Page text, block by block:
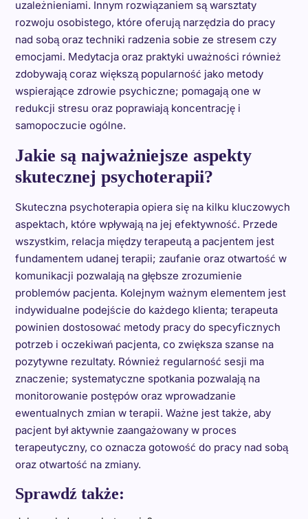
uzależnieniami. Innym rozwiązaniem są warsztaty
rozwoju osobistego, które oferują narzędzia do pracy
nad sobą oraz techniki radzenia sobie ze stresem czy
emocjami. Medytacja oraz praktyki uważności również
zdobywają coraz większą popularność jako metody
wspierające zdrowie psychiczne; pomagają one w
redukcji stresu oraz poprawiają koncentrację i
samopoczucie ogólne.
Jakie są najważniejsze aspekty
skutecznej psychoterapii?
Skuteczna psychoterapia opiera się na kilku kluczowych
aspektach, które wpływają na jej efektywność. Przede
wszystkim, relacja między terapeutą a pacjentem jest
fundamentem udanej terapii; zaufanie oraz otwartość w
komunikacji pozwalają na głębsze zrozumienie
problemów pacjenta. Kolejnym ważnym elementem jest
indywidualne podejście do każdego klienta; terapeuta
powinien dostosować metody pracy do specyficznych
potrzeb i oczekiwań pacjenta, co zwiększa szanse na
pozytywne rezultaty. Również regularność sesji ma
znaczenie; systematyczne spotkania pozwalają na
monitorowanie postępów oraz wprowadzanie
ewentualnych zmian w terapii. Ważne jest także, aby
pacjent był aktywnie zaangażowany w proces
terapeutyczny, co oznacza gotowość do pracy nad sobą
oraz otwartość na zmiany.
Sprawdź także: